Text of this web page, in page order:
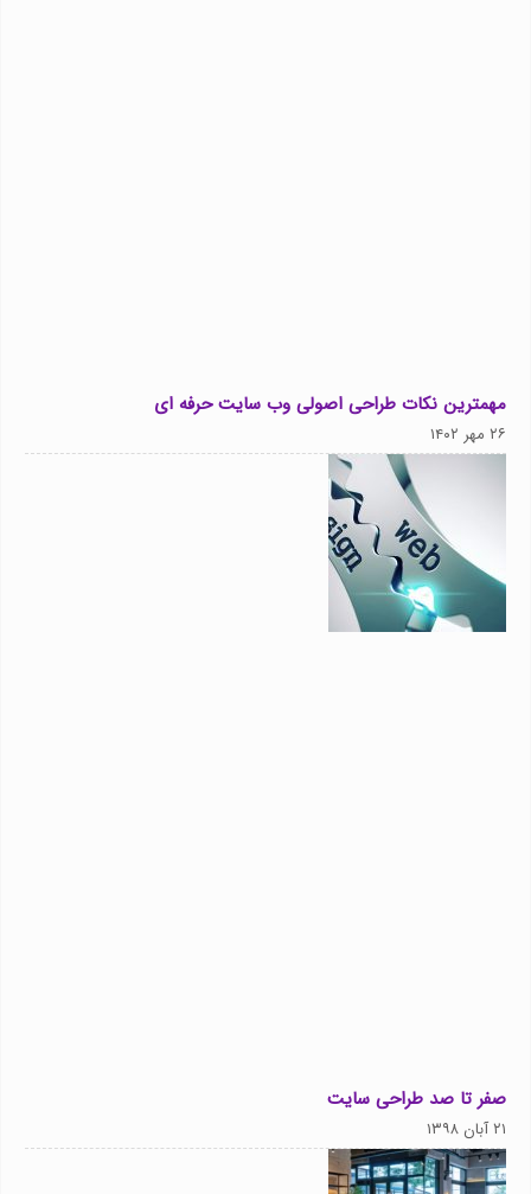
مهمترین نکات طراحی اصولی وب سایت حرفه ای
۲۶ مهر ۱۴۰۲
صفر تا صد طراحی سایت
۲۱ آبان ۱۳۹۸